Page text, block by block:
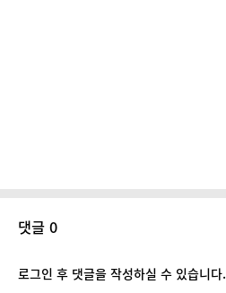
댓글 0
로그인 후 댓글을 작성하실 수 있습니다.